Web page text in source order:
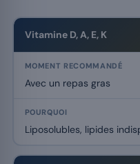
Récapitulatif du moment
Vitamine D, A, E, K
Avec un repas gras
Liposolubles, lipides